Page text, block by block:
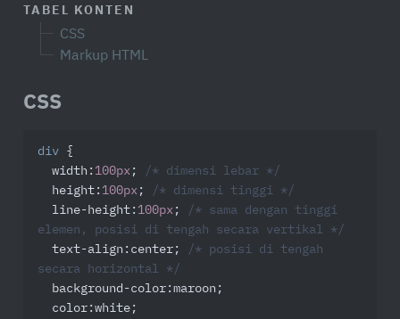
TABEL KONTEN
CSS
Markup HTML
CSS
div {
width : 100px ;
/* dimensi lebar */
height : 100px ;
/* dimensi tinggi */
line-height : 100px ;
/* sama dengan tinggi
elemen, posisi di tengah secara vertikal */
text-align :center;
/* posisi di tengah
secara horizontal */
background-color :maroon;
color :white;